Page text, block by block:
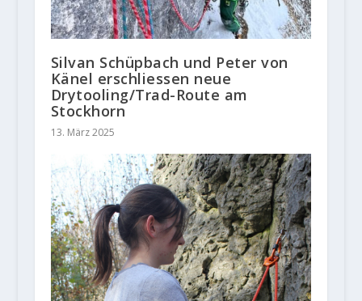
Silvan Schüpbach und Peter von
Känel erschliessen neue
Drytooling/Trad-Route am
Stockhorn
13. März 2025